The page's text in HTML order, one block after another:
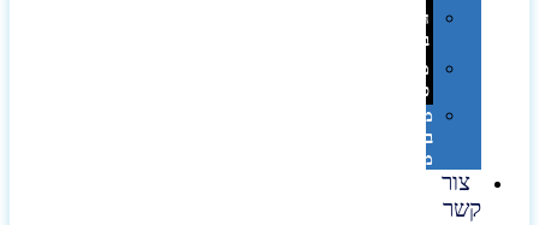
חריטה
בלייזר
מהו
פנטון?
מיתוג
באמצעות
מדבקות
צור
קשר